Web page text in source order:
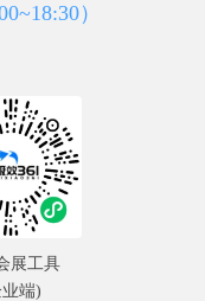
）
展工具
端)